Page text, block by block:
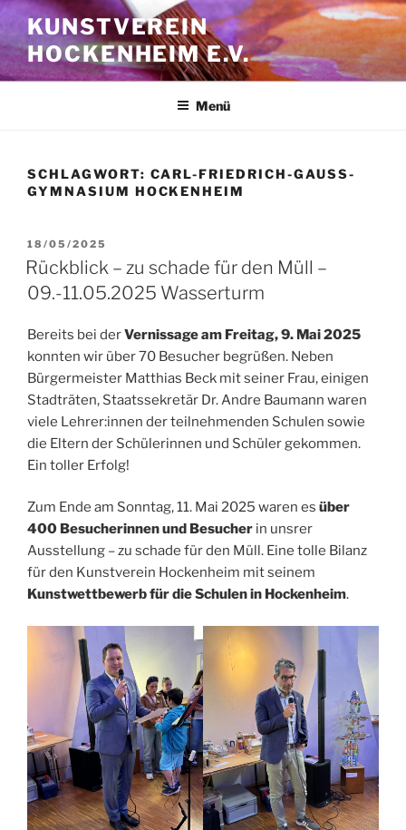
Zum
Inhalt
springen
KUNSTVEREIN
HOCKENHEIM E.V.
Menü
SCHLAGWORT: CARL-FRIEDRICH-GAUSS-G
YMNASIUM HOCKENHEIM
VERÖFFENTLICHT
AM
18/05/2025
Rückblick – zu schade für den Müll –
09.-11.05.2025 Wasserturm
Bereits bei derVernissage am Freitag, 9. Mai 2025
konnten wir über 70 Besucher begrüßen. Neben
Bürgermeister Matthias Beck mit seiner Frau, einigen
Stadträten, Staatssekretär Dr. Andre Baumann waren
viele Lehrer:innen der teilnehmenden Schulen sowie
die Eltern der Schülerinnen und Schüler gekommen.
Ein toller Erfolg!
Zum Ende am Sonntag, 11. Mai 2025 waren es über
400 Besucherinnen und Besucher in unsrer
Ausstellung – zu schade für den Müll. Eine tolle Bilanz
für den Kunstverein Hockenheim mit seinem
Kunstwettbewerb für die Schulen in Hockenheim.